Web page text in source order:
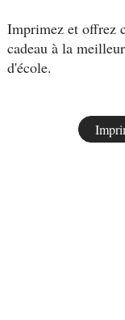
Imprimez et offrez
cadeau à la
d'école.